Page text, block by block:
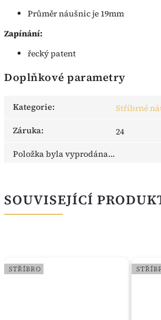
Průměr náušnic je 19mm
Zapínání:
řecký patent
Doplňkové parametry
Kategorie:
Stříbrné
Záruka:
24
Položka byla vyprodána…
SOUVISEJÍCÍ
STŘÍBRO